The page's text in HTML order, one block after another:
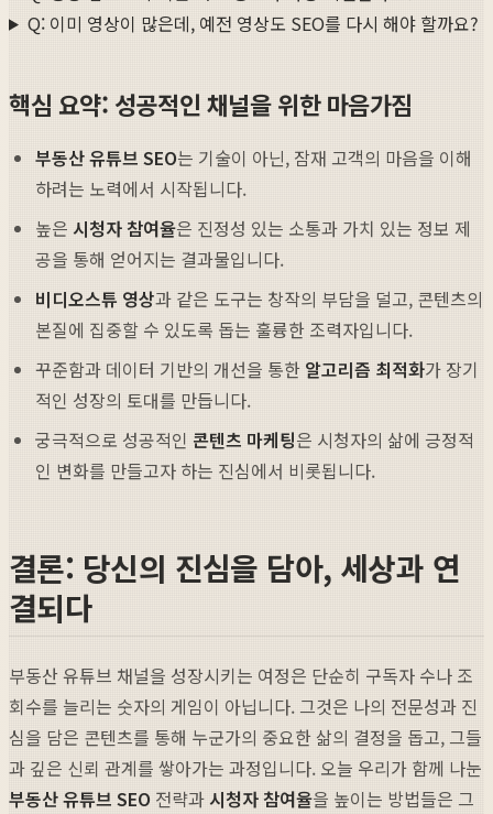
Q: 이미 영상이 많은데, 예전 영상도 SEO를 다시 해야 할까요?
핵심 요약: 성공적인 채널을 위한 마음가짐
부동산 유튜브 SEO는 기술이 아닌, 잠재 고객의 마음을 이해
하려는 노력에서 시작됩니다.
높은 시청자 참여율은 진정성 있는 소통과 가치 있는 정보 제
공을 통해 얻어지는 결과물입니다.
비디오스튜 영상과 같은 도구는 창작의 부담을 덜고, 콘텐츠의
본질에 집중할 수 있도록 돕는 훌륭한 조력자입니다.
꾸준함과 데이터 기반의 개선을 통한 알고리즘 최적화가 장기
적인 성장의 토대를 만듭니다.
궁극적으로 성공적인 콘텐츠 마케팅은 시청자의 삶에 긍정적
인 변화를 만들고자 하는 진심에서 비롯됩니다.
결론: 당신의 진심을 담아, 세상과 연
결되다
부동산 유튜브 채널을 성장시키는 여정은 단순히 구독자 수나 조
회수를 늘리는 숫자의 게임이 아닙니다. 그것은 나의 전문성과 진
심을 담은 콘텐츠를 통해 누군가의 중요한 삶의 결정을 돕고, 그들
과 깊은 신뢰 관계를 쌓아가는 과정입니다. 오늘 우리가 함께 나눈
부동산 유튜브 SEO 전략과 시청자 참여율을 높이는 방법들은 그